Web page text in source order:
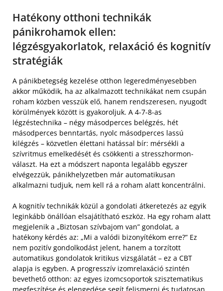
Hatékony otthoni technikák
pánikrohamok ellen:
légzésgyakorlatok, relaxáció és kognitív
stratégiák
A pánikbetegség kezelése otthon legeredményesebben
akkor működik, ha az alkalmazott technikákat nem csupán
roham közben vesszük elő, hanem rendszeresen, nyugodt
körülmények között is gyakoroljuk. A 4-7-8-as
légzéstechnika – négy másodperces belégzés, hét
másodperces benntartás, nyolc másodperces lassú
kilégzés – közvetlen élettani hatással bír: mérsékli a
szívritmus emelkedését és csökkenti a stresszhormon-
választ. Ha ezt a módszert naponta legalább egyszer
elvégezzük, pánikhelyzetben már automatikusan
alkalmazni tudjuk, nem kell rá a roham alatt koncentrálni.
A kognitív technikák közül a gondolati átkeretezés az egyik
leginkább önállóan elsajátítható eszköz. Ha egy roham alatt
megjelenik a „Biztosan szívbajom van” gondolat, a
hatékony kérdés az: „Mi a valódi bizonyítékom erre?” Ez
nem pozitív gondolkodást jelent, hanem a torzított
automatikus gondolatok kritikus vizsgálatát – ez a CBT
alapja is egyben. A progresszív izomrelaxáció szintén
bevethető otthon: az egyes izomcsoportok szisztematikus